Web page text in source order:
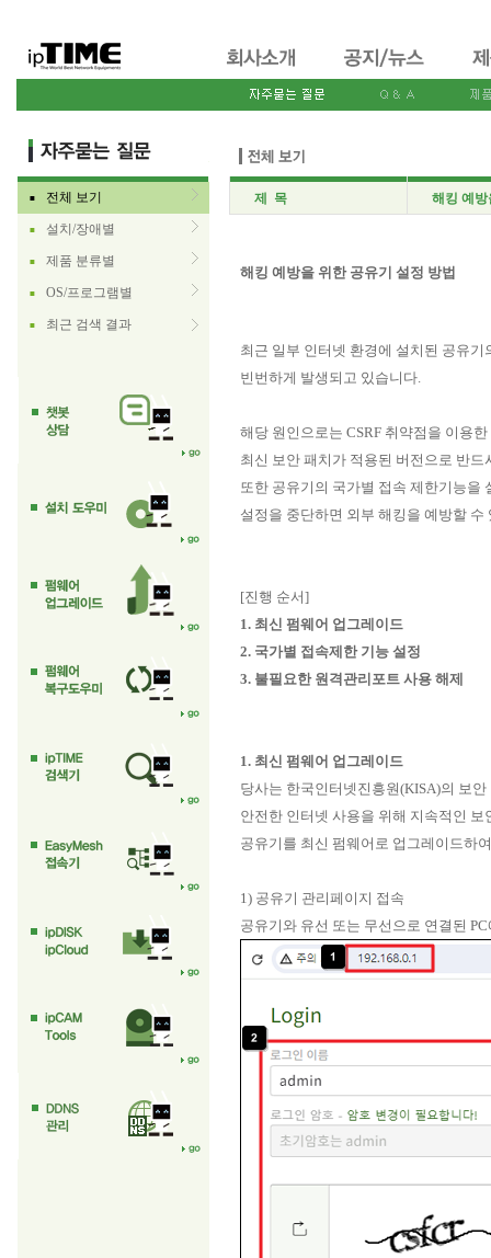
■ 전체 보기
■ 설치/장애별
■ 제품 분류별
■ OS/프로그램별
■ 최근 검색 결과
제 목 해킹 예
해킹 예방을 위한 공유기 설정 방법
최근 일부 인터넷 환경에 설치된 공유
빈번하게 발생되고 있습니다.
해당 원인으로는 CSRF 취약점을 이용
최신 보안 패치가 적용된 버전으로 반
또한 공유기의 국가별 접속 제한기능을
설정을 중단하면 외부 해킹을 예방할 수
[진행 순서]
1. 최신 펌웨어 업그레이드
2. 국가별 접속제한 기능 설정
3. 불필요한 원격관리포트 사용 해제
1. 최신 펌웨어 업그레이드
당사는 한국인터넷진흥원(KISA)의 보
안전한 인터넷 사용을 위해 지속적인
공유기를 최신 펌웨어로 업그레이드하
1) 공유기 관리페이지 접속
공유기와 유선 또는 무선으로 연결된